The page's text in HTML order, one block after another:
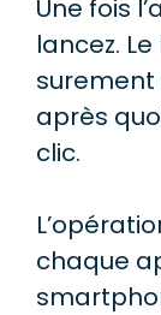
Une fois
lancez.
surement
après
clic.
chaque